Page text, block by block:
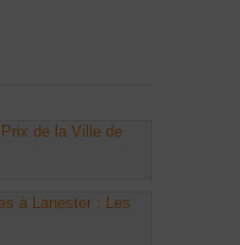
de la Ville de
à Lanester : Les